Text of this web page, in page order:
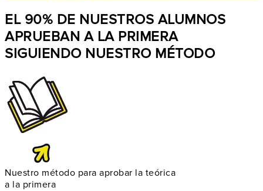
EL 90% DE NUESTROS ALUMNOS
APRUEBAN A LA PRIMERA
SIGUIENDO NUESTRO MÉTODO
Nuestro método para aprobar la teórica
a la primera